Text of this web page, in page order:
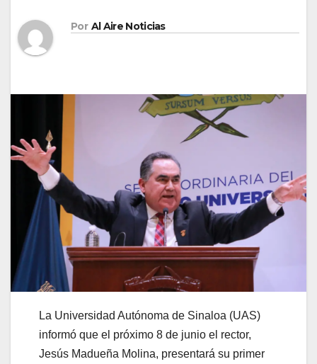
Por Al Aire Noticias
La Universidad Autónoma de Sinaloa (UAS)
informó que el próximo 8 de junio el rector,
Jesús Madueña Molina, presentará su primer